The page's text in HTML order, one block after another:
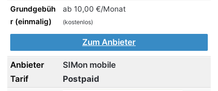
ab 10,00 €/Monat
(kostenlos)
Zum Anbieter
SIMon mobile
Postpaid